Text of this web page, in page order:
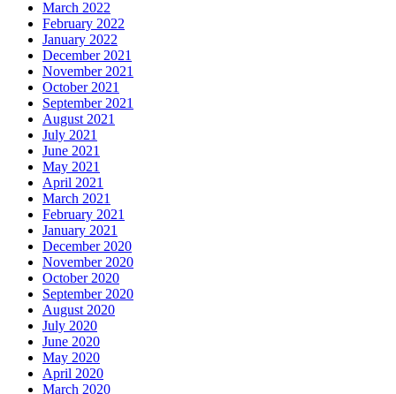
March 2022
February 2022
January 2022
December 2021
November 2021
October 2021
September 2021
August 2021
July 2021
June 2021
May 2021
April 2021
March 2021
February 2021
January 2021
December 2020
November 2020
October 2020
September 2020
August 2020
July 2020
June 2020
May 2020
April 2020
March 2020